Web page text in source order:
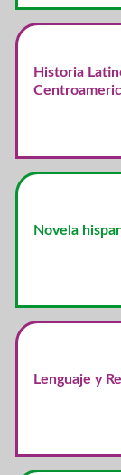
Historia
Novela
Lenguaje y